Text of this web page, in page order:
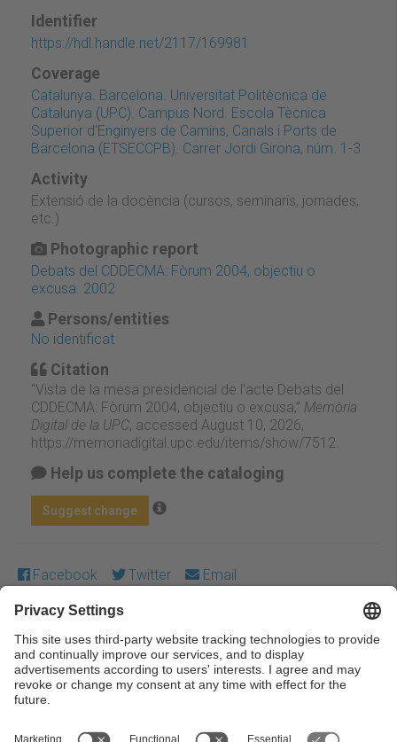
Identifier
https://hdl.handle.net/2117/169981
Coverage
Catalunya. Barcelona. Universitat Politècnica de
Catalunya (UPC). Campus Nord. Escola Tècnica
Superior d'Enginyers de Camins, Canals i Ports de
Barcelona (ETSECCPB). Carrer Jordi Girona, núm. 1-3
Activity
Extensió de la docència (cursos, seminaris, jornades,
etc.)
Photographic report
Debats del CDDECMA: Fòrum 2004, objectiu o
excusa. 2002
Persons/entities
No identificat
Citation
“Vista de la mesa presidencial de l'acte Debats del
CDDECMA: Fòrum 2004, objectiu o excusa,” Memòria
Digital de la UPC, accessed August 10, 2026,
https://memoriadigital.upc.edu/items/show/7512.
Help us complete the cataloging
Suggest change
Facebook Twitter Email
Except where otherwise noted, content on this work is
licensed under a Creative Commons license:Attribution-
NonCommercial-NoDerivs 3.0 Spain